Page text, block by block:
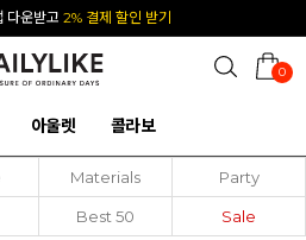
다운받고 2% 결제 할인 받기
0
아울렛 콜라보
Materials Party
Best 50
Sale